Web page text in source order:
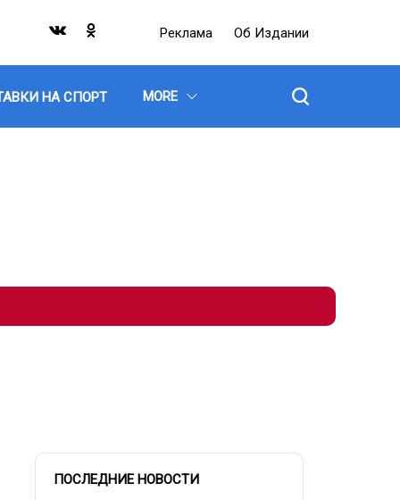
Реклама Об Издании
НА СПОРТ MORE
ПОСЛЕДНИЕ НОВОСТИ